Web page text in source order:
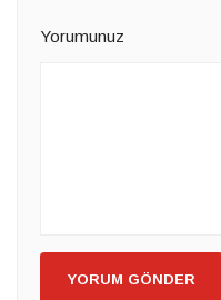
Yorumunuz
YORUM GÖNDER